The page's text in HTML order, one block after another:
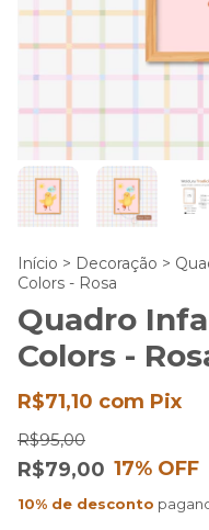
Início > Decoração >
Colors - Rosa
Quadro
Colors -
R$95,00
R$79,00 17% OFF
R$71,10 com Pix
10% de desconto